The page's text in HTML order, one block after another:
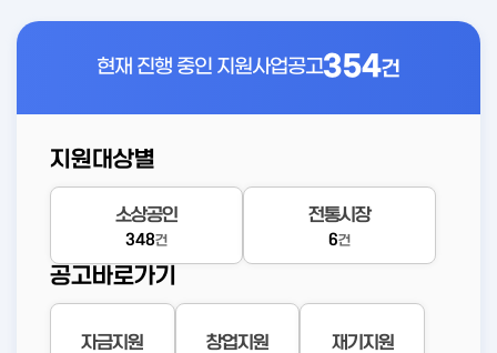
현재 진행 중인 지원사업공고354건
지원대상별
소상공인
348건
전통시장
6건
공고바로가기
자금지원 창업지원 재기지원